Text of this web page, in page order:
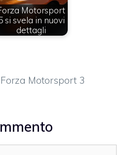
Motorsport
si svela in nuovi
dettagli
Forza Motorsport 3